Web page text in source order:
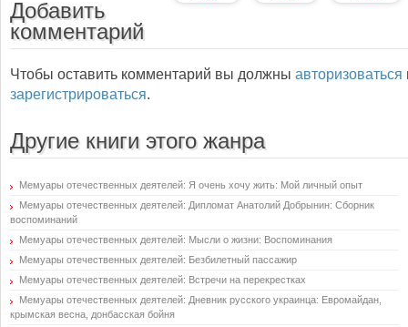
Добавить
комментарий
Чтобы оставить комментарий вы должны авторизоваться
зарегистрироваться.
Другие книги этого жанра
Мемуары отечественных деятелей: Я очень хочу жить: Мой личный опыт
Мемуары отечественных деятелей: Дипломат Анатолий Добрынин: Сборник
воспоминаний
Мемуары отечественных деятелей: Мысли о жизни: Воспоминания
Мемуары отечественных деятелей: Безбилетный пассажир
Мемуары отечественных деятелей: Встречи на перекрестках
Мемуары отечественных деятелей: Дневник русского украинца: Евромайдан,
крымская весна, донбасская бойня